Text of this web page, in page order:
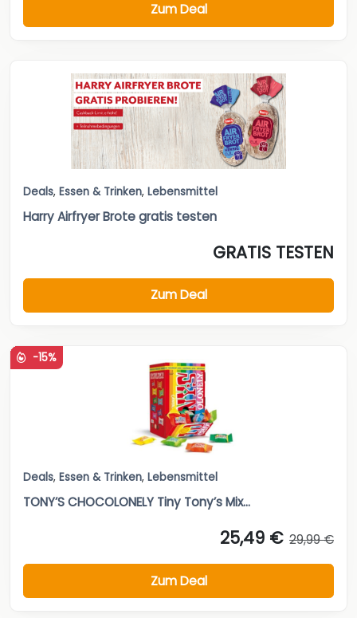
Zum Deal
Deals, Essen & Trinken, Lebensmittel
Harry Airfryer Brote gratis testen
GRATIS TESTEN
Zum Deal
-15%
Deals, Essen & Trinken, Lebensmittel
TONY’S CHOCOLONELY Tiny Tony’s Mix...
25,49 € 29,99 €
Zum Deal